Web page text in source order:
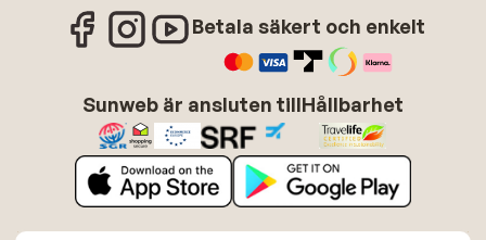
Betala säkert och enkelt
Sunweb är ansluten tillHållbarhet